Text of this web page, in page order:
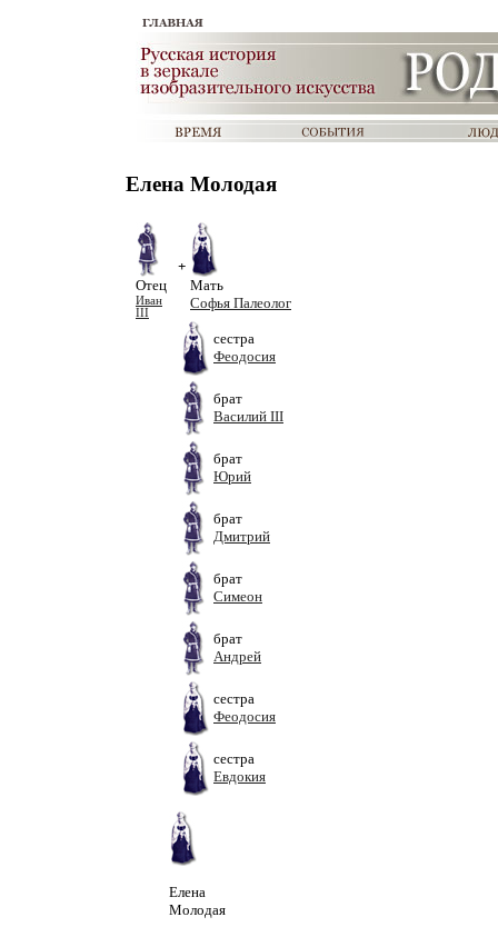
Елена Молодая
Отец
Иван
III
+
Мать
Софья Палеолог
сестра
Феодосия
брат
Василий III
брат
Юрий
брат
Дмитрий
брат
Симеон
брат
Андрей
сестра
Феодосия
сестра
Евдокия
Елена
Молодая